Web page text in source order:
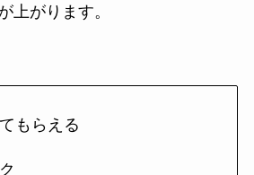
上がります。
もらえる